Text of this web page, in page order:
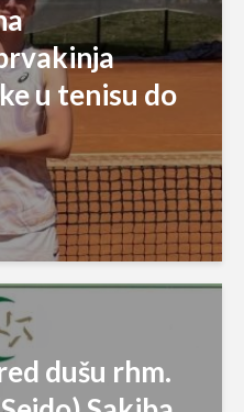
u tenisu do
dušu rhm.